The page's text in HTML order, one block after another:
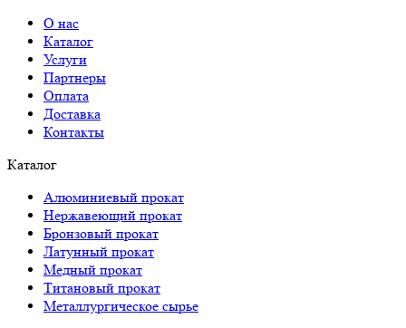
О нас
Каталог
Услуги
Партнеры
Оплата
Доставка
Контакты
Каталог
Алюминиевый прокат
Нержавеющий прокат
Бронзовый прокат
Латунный прокат
Медный прокат
Титановый прокат
Металлургическое сырье